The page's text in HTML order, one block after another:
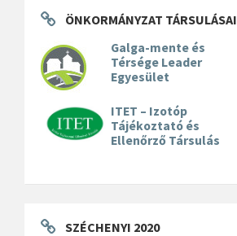
ÖNKORMÁNYZAT TÁRSULÁSAI
Galga-mente és
Térsége Leader
Egyesület
ITET – Izotóp
Tájékoztató és
Ellenőrző Társulás
SZÉCHENYI 2020